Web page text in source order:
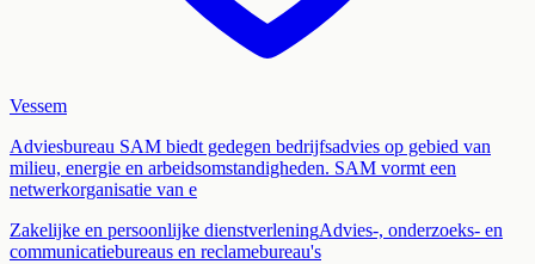
Vessem
Adviesbureau SAM biedt gedegen bedrijfsadvies op gebied van
milieu, energie en arbeidsomstandigheden. SAM vormt een
netwerkorganisatie van e
Zakelijke en persoonlijke dienstverleningAdvies-, onderzoeks- en
communicatiebureaus en reclamebureau's